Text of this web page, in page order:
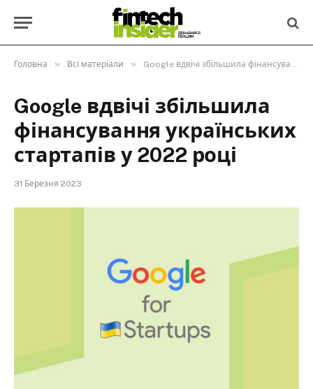
Головна » Всі матеріали » Google вдвічі збільшила фінансування українських стартапів у 2022 році
Google вдвічі збільшила
фінансування українських
стартапів у 2022 році
31 Березня 2023